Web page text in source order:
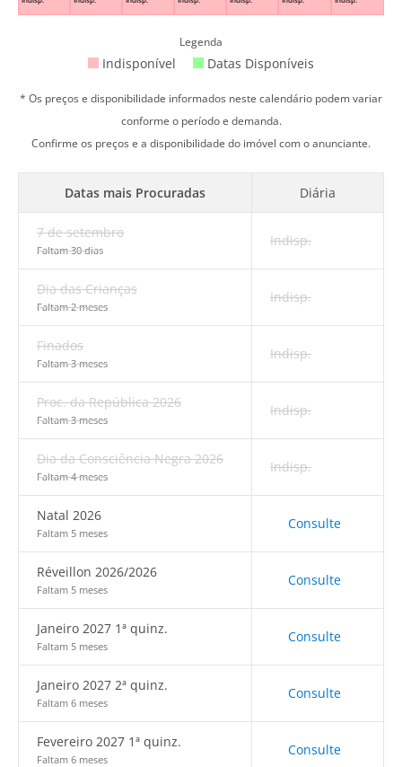
Legenda
Indisponível Datas Disponíveis
* Os preços e disponibilidade informados neste calendário podem variar
conforme o período e demanda.
Confirme os preços e a disponibilidade do imóvel com o anunciante.
Datas mais Procuradas Diária
7 de setembro
Faltam 30 dias
Indisp.
Dia das Crianças
Faltam 2 meses
Indisp.
Finados
Faltam 3 meses
Indisp.
Proc. da República 2026
Faltam 3 meses
Indisp.
Dia da Consciência Negra 2026
Faltam 4 meses
Indisp.
Natal 2026
Faltam 5 meses
Consulte
Réveillon 2026/2026
Faltam 5 meses
Consulte
Janeiro 2027 1ª quinz.
Faltam 5 meses
Consulte
Janeiro 2027 2ª quinz.
Faltam 6 meses
Consulte
Fevereiro 2027 1ª quinz.
Faltam 6 meses
Consulte